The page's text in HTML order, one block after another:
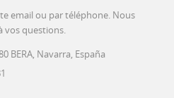
email ou par téléphone. Nous
vos questions.
BERA, Navarra, España